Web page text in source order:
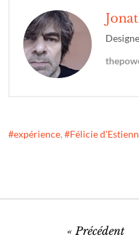
expérience, Félicie
Précédent